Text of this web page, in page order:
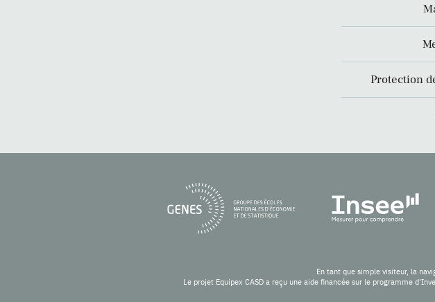
Protection
En tant que simple visiteur, la
Le projet Equipex CASD a reçu une aide financée sur le programme